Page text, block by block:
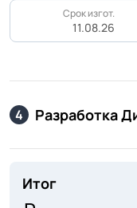
Срок изгот.
11.08.26
4 Разработка
Итог